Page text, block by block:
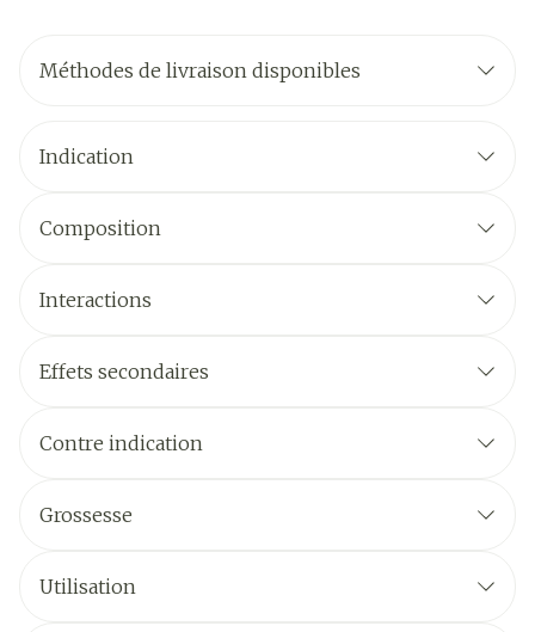
Méthodes de livraison disponibles
Indication
Composition
Interactions
Effets secondaires
Contre indication
Grossesse
Utilisation